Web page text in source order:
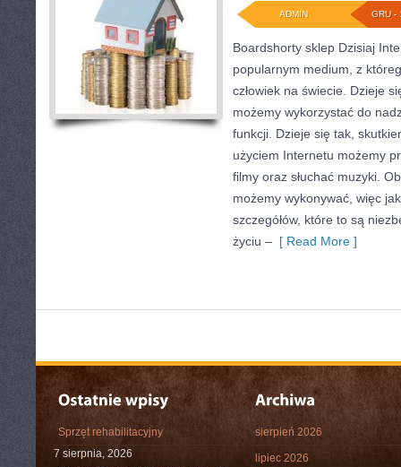
GRU -
ADMIN
Boardshorty sklep Dzisiaj
popularnym medium, z
człowiek na świecie. Dzieje
możemy wykorzystać do
funkcji. Dzieje się tak,
użyciem Internetu możemy
filmy oraz słuchać muzyki.
możemy wykonywać, więc
szczegółów, które to są
życiu – [ Read More ]
Sprzęt rehabilitacyjny
7 sierpnia, 2026
sierpień 2026
lipiec 2026